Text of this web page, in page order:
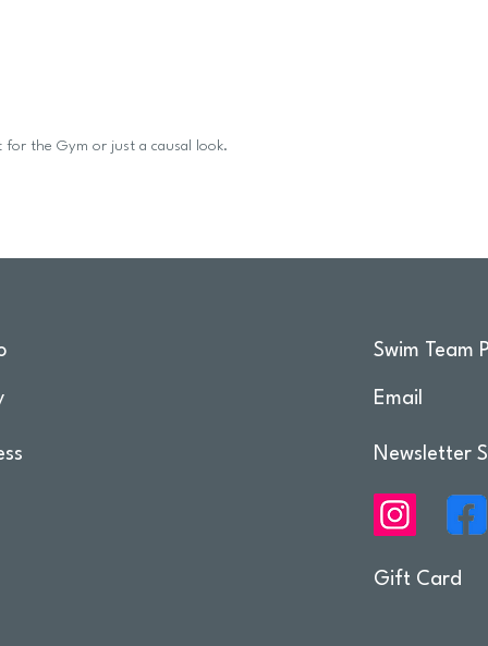
for the Gym or just a causal look.
Swim Team
Email
Newsletter
Gift Card